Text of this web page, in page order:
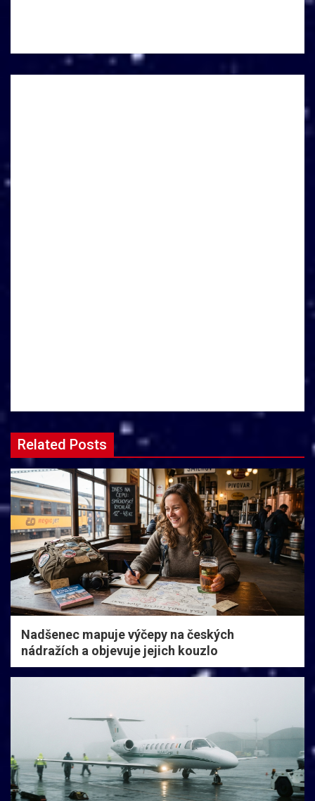
Related Posts
Nadšenec mapuje výčepy na českých
nádražích a objevuje jejich kouzlo